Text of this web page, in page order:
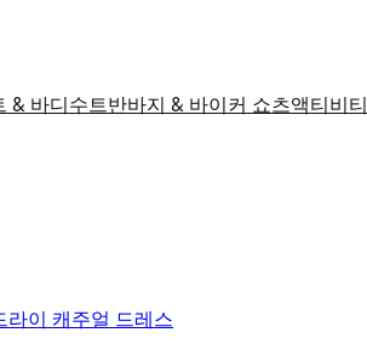
& 바디수트반바지 & 바이커 쇼츠액티비티
이 캐주얼 드레스